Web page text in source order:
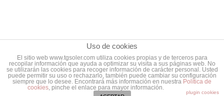
© Talleres gráficos Soler 2016 -Aviso legal-Política de
privacidad-
Uso de cookies
El sitio web www.tgsoler.com utiliza cookies propias y de terceros para
recopilar información que ayuda a optimizar su visita a sus páginas web. No
se utilizarán las cookies para recoger información de carácter personal. Usted
puede permitir su uso o rechazarlo, también puede cambiar su configuración
siempre que lo desee. Encontrará más información en nuestra Política de
cookies, pinche el enlace para mayor información.
plugin cookies